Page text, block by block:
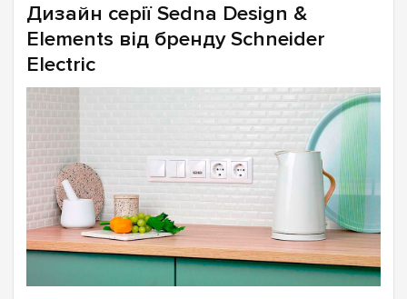
Дизайн серії Sedna Design &
Elements від бренду Schneider
Electric